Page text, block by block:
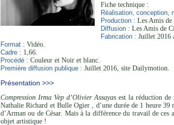
Fiche technique :
Réalisation, conception,
Production : Les Amis de
Diffusion : Les Amis de
Fabrication : Juillet 2016
Format : Vidéo.
Cadre : 1,66.
Procédé : Couleur et Noir et blanc.
Première diffusion publique : Juillet 2016, site Dailymotion.
Présentation >>>
Compression Irma Vep d’Olivier Assayasest la réduction
Nathalie Richard et Bulle Ogier , d’une durée de 1 heure
d’Arman ou de César. Mais à la différence du travail de ces
objet artistique !